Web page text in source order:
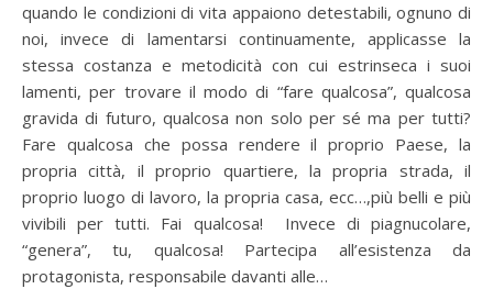
quando le condizioni di vita appaiono detestabili, ognuno di
noi, invece di lamentarsi continuamente, applicasse la
stessa costanza e metodicità con cui estrinseca i suoi
lamenti, per trovare il modo di “fare qualcosa”, qualcosa
gravida di futuro, qualcosa non solo per sé ma per tutti?
Fare qualcosa che possa rendere il proprio Paese, la
propria città, il proprio quartiere, la propria strada, il
proprio luogo di lavoro, la propria casa, ecc…,più belli e più
vivibili per tutti. Fai qualcosa! Invece di piagnucolare,
“genera”, tu, qualcosa! Partecipa all’esistenza da
protagonista, responsabile davanti alle…